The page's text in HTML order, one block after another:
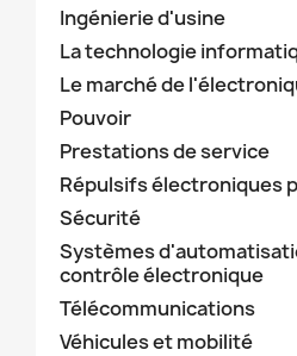
Ingénierie d'usine
La technologie
Le marché de
Pouvoir
Prestations de service
Répulsifs électroniques
Sécurité
Systèmes
contrôle électronique
Télécommunications
Véhicules et mobilité